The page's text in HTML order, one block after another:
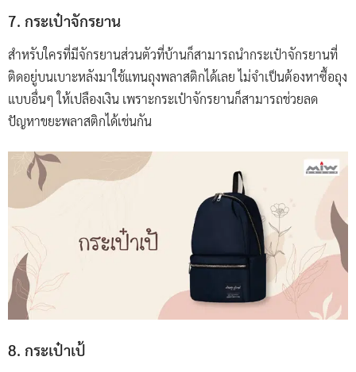
7. กระเป๋าจักรยาน
สำหรับใครที่มีจักรยานส่วนตัวที่บ้านก็สามารถนำกระเป๋าจักรยานที่
ติดอยู่บนเบาะหลังมาใช้แทนถุงพลาสติกได้เลย ไม่จำเป็นต้องหาซื้อถุง
แบบอื่นๆ ให้เปลืองเงิน เพราะกระเป๋าจักรยานก็สามารถช่วยลด
ปัญหาขยะพลาสติกได้เช่นกัน
8. กระเป๋าเป้